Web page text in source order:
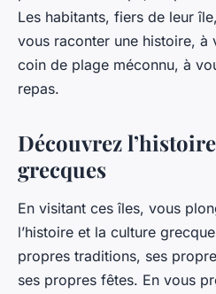
Les habitants, fiers de leur
vous raconter une histoire,
coin de plage méconnu, à
repas.
Découvrez
grecques
En visitant ces îles, vous
l’histoire et la culture
propres traditions, ses
ses propres fêtes. En vous